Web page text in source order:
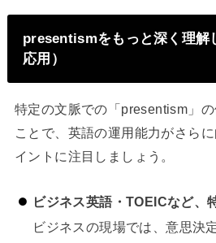
presentismをもっと深く理解
応用）
特定の文脈での「presentism」
ことで、英語の運用能力がさら
イントに注目しましょう。
ビジネス英語・TOEICなど、
ビジネスの現場では、意思決